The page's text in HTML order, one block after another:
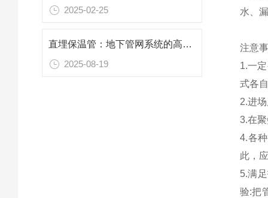
2025-02-25
直埋保温管：地下管网系统的高效敷设解决方案
2025-08-19
水、
注意
1.一
式各
2.进
3.在
4.各
此，
5.满
验:把